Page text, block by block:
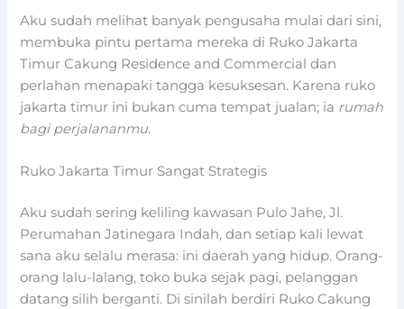
Aku sudah melihat banyak pengusaha mulai dari sini,
membuka pintu pertama mereka di Ruko Jakarta
Timur Cakung Residence and Commercial dan
perlahan menapaki tangga kesuksesan. Karena ruko
jakarta timur ini bukan cuma tempat jualan; ia rumah
bagi perjalananmu.
Ruko Jakarta Timur Sangat Strategis
Aku sudah sering keliling kawasan Pulo Jahe, Jl.
Perumahan Jatinegara Indah, dan setiap kali lewat
sana aku selalu merasa: ini daerah yang hidup. Orang-
orang lalu-lalang, toko buka sejak pagi, pelanggan
datang silih berganti. Di sinilah berdiri Ruko Cakung